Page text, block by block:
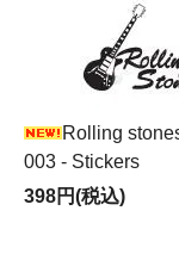
Rolling
003 - Stickers
398円(税込)